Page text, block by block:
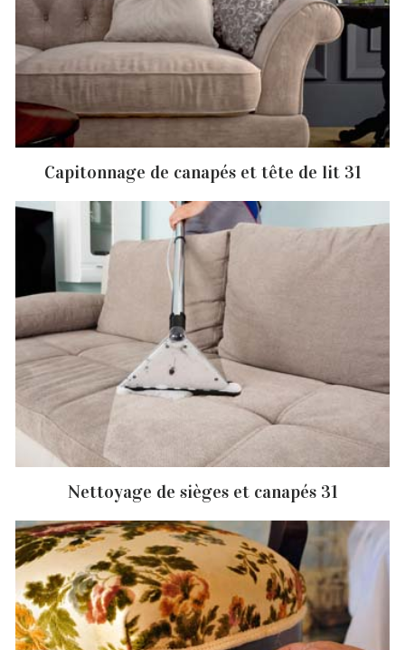
Capitonnage de canapés et tête de lit 31
Nettoyage de sièges et canapés 31